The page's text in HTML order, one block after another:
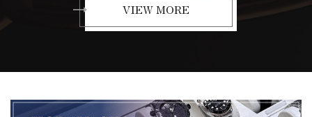
VIEW MORE